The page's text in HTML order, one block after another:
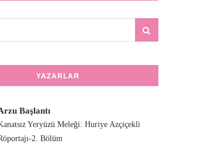
YAZARLAR
Başlantı
Yeryüzü Meleği: Huriye Azçiçekli
2. Bölüm